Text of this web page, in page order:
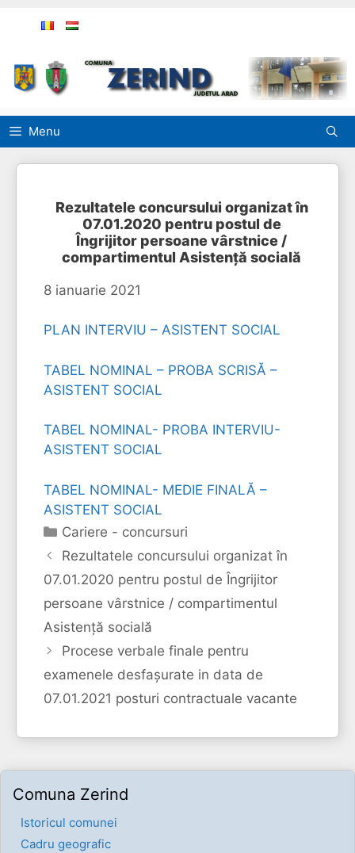
Menu
Rezultatele concursului organizat în
07.01.2020 pentru postul de
Îngrijitor persoane vârstnice /
compartimentul Asistență socială
8 ianuarie 2021
PLAN INTERVIU – ASISTENT SOCIAL
TABEL NOMINAL – PROBA SCRISĂ –
ASISTENT SOCIAL
TABEL NOMINAL- PROBA INTERVIU-
ASISTENT SOCIAL
TABEL NOMINAL- MEDIE FINALĂ –
ASISTENT SOCIAL
Categorii
Cariere - concursuri
Rezultatele concursului organizat în
07.01.2020 pentru postul de Îngrijitor
persoane vârstnice / compartimentul
Asistență socială
Procese verbale finale pentru
examenele desfașurate in data de
07.01.2021 posturi contractuale vacante
Comuna Zerind
Istoricul comunei
Cadru geografic